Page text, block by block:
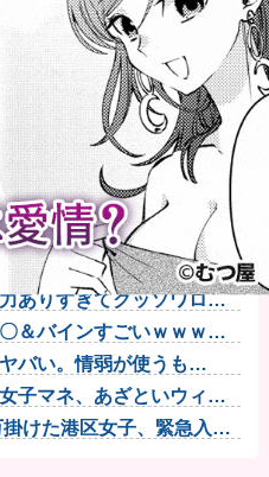
ぬ気で痩せた結果ｗｗｗ
、ツェリードニヒで確
たオッサン、めちゃめち
費税1%になったらその分
素「配管が損傷しガス漏
で3ゲーム差
会学者、イオン爆発事故
ねさんがここから逆転す
ある。理由はスマスロだ
ありすぎてクッソワロタ
＆バインすごいｗｗｗｗ
バい。情弱が使うも
子マネ、あざといウィン
けた港区女子、緊急入院